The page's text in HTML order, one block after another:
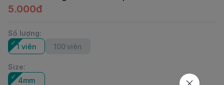
5.000đ
Số lượng:
1 viên
100 viên
Size:
4mm